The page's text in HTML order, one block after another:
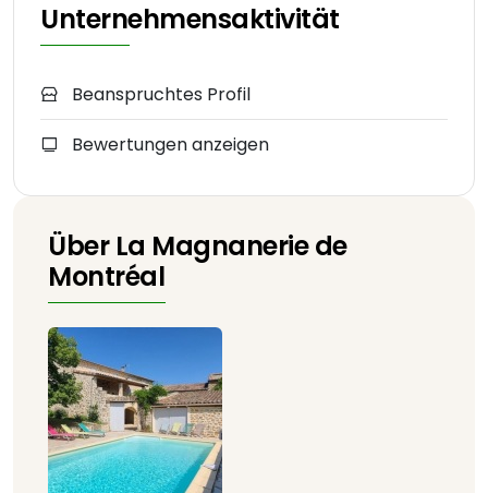
Unternehmensaktivität
Beanspruchtes Profil
Bewertungen anzeigen
Über La Magnanerie de
Montréal